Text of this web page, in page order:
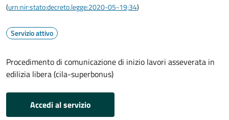
(urn:nir:stato:decreto.legge:2020-05-19;34)
Servizio attivo
Procedimento di comunicazione di inizio lavori asseverata in
edilizia libera (cila-superbonus)
Accedi al servizio